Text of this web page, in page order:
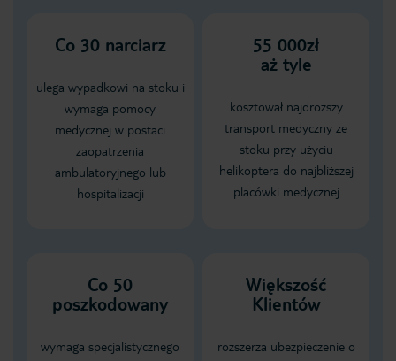
Co 30 narciarz
ulega wypadkowi na stoku i
wymaga pomocy
medycznej w postaci
zaopatrzenia
ambulatoryjnego lub
hospitalizacji
55 000zł
aż tyle
kosztował najdroższy
transport medyczny ze
stoku przy użyciu
helikoptera do najbliższej
placówki medycznej
Co 50
poszkodowany
wymaga specjalistycznego
Większość
Klientów
rozszerza ubezpieczenie o